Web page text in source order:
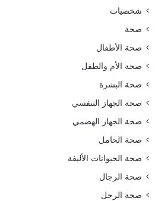
شخصيات
صحة
صحة الأطفال
صحة الأم والطفل
صحة البشرة
صحة الجهاز التنفسي
صحة الجهاز الهضمي
صحة الحامل
صحة الحيوانات الأليفة
صحة الرجال
صحة الرجل